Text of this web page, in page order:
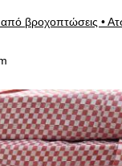
βροχοπτώσεις •